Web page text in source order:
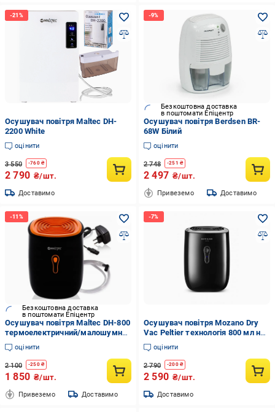
Осушувач повітря Maltec DH-
2200 White
оцінити
3 550 -760₴
2 790 ₴/шт.
Доставимо
Безкоштовна доставка
в поштомати Епіцентр
Осушувач повітря Berdsen BR-
68W Білий
оцінити
2 748 -251 ₴
2 497 ₴/шт.
Привеземо Доставимо
Безкоштовна доставка
в поштомати Епіцентр
Осушувач повітря Maltec DH-800
термоелектричний/малошумний
для дому та офісу 22 Вт 800 мл
до 25 м2 Чорний
оцінити
2 100 -250₴
1 850 ₴/шт.
Привеземо Доставимо
Осушувач повітря Mozano Dry
Vac Peltier технологія 800 мл на
30 Вт Чорний
оцінити
2 790 -200₴
2 590 ₴/шт.
Доставимо